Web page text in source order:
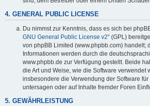
4. GENERAL PUBLIC LICENSE
Du nimmst zur Kenntnis, dass es sich bei
GNU General Public License v2“ (GPL)
von phpBB Limited (www.phpbb.com) handelt;
Informationen werden durch die
www.phpbb.de zur Verfügung gestellt. Beide
die Art und Weise, wie die Software verwendet
insbesondere die Verwendung der Software
untersagen oder auf Inhalte fremder Foren
5. GEWÄHRLEISTUNG